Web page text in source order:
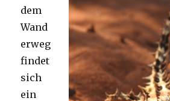
dem
Wand
erweg
findet
sich
ein